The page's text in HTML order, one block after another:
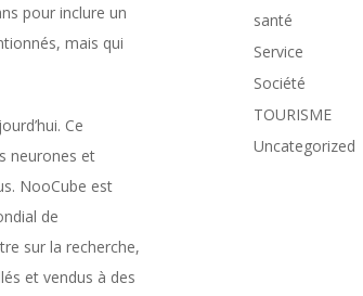
pour inclure un
mais qui
Ce
neurones et
NooCube est
de
sur la recherche,
et vendus à des
santé
Service
Société
TOURISME
Uncategorized